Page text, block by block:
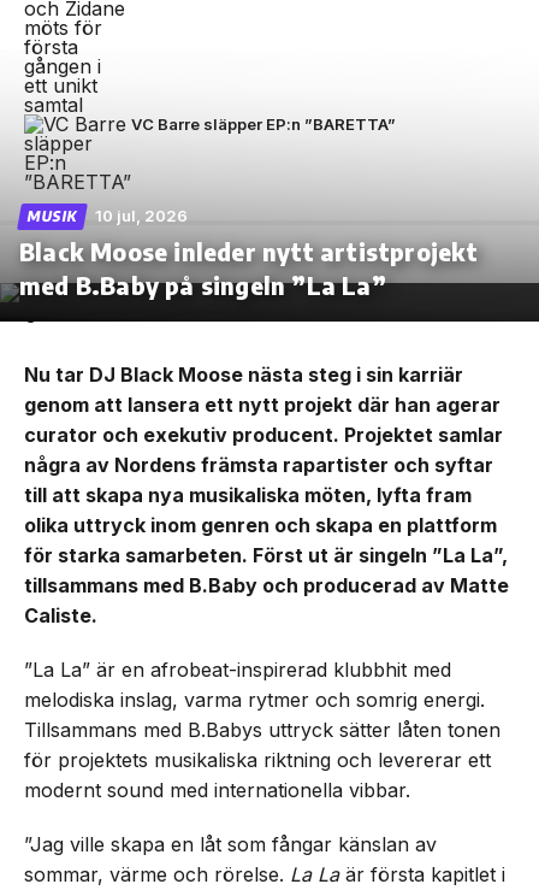
VC Barre släpper EP:n ”BARETTA”
MUSIK 10 jul, 2026
Black Moose inleder nytt artistprojekt
med B.Baby på singeln ”La La”
Nu tar DJ Black Moose nästa steg i sin karriär
genom att lansera ett nytt projekt där han agerar
curator och exekutiv producent. Projektet samlar
några av Nordens främsta rapartister och syftar
till att skapa nya musikaliska möten, lyfta fram
olika uttryck inom genren och skapa en plattform
för starka samarbeten. Först ut är singeln ”La La”,
tillsammans med B.Baby och producerad av Matte
Caliste.
”La La” är en afrobeat-inspirerad klubbhit med
melodiska inslag, varma rytmer och somrig energi.
Tillsammans med B.Babys uttryck sätter låten tonen
för projektets musikaliska riktning och levererar ett
modernt sound med internationella vibbar.
”Jag ville skapa en låt som fångar känslan av
sommar, värme och rörelse. La Laär första kapitlet i